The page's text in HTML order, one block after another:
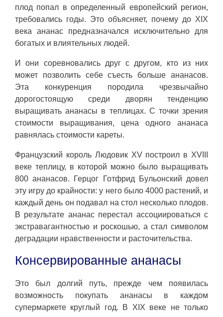
плод попал в определенный европейский регион,
требовались годы. Это объясняет, почему до XIX
века ананас предназначался исключительно для
богатых и влиятельных людей.
И они соревновались друг с другом, кто из них
может позволить себе съесть больше ананасов.
Эта конкуренция породила чрезвычайно
дорогостоящую среди дворян тенденцию
выращивать ананасы в теплицах. С точки зрения
стоимости выращивания, цена одного ананаса
равнялась стоимости кареты.
Французский король Людовик XV построил в XVIII
веке теплицу, в которой можно было выращивать
800 ананасов. Герцог Готфрид Бульонский довел
эту игру до крайности: у него было 4000 растений, и
каждый день он подавал на стол несколько плодов.
В результате ананас перестал ассоциироваться с
экстравагантностью и роскошью, а стал символом
деградации нравственности и расточительства.
Консервированные ананасы
Это был долгий путь, прежде чем появилась
возможность покупать ананасы в каждом
супермаркете круглый год. В XIX веке не только